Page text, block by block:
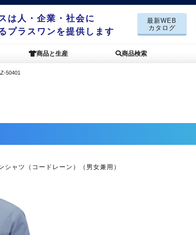
は人・企業・社会に
プラスワンを提供します
最新WEB
カタログ
商品と生産 商品検索
50401
シャツ（コードレーン）（男女兼用）